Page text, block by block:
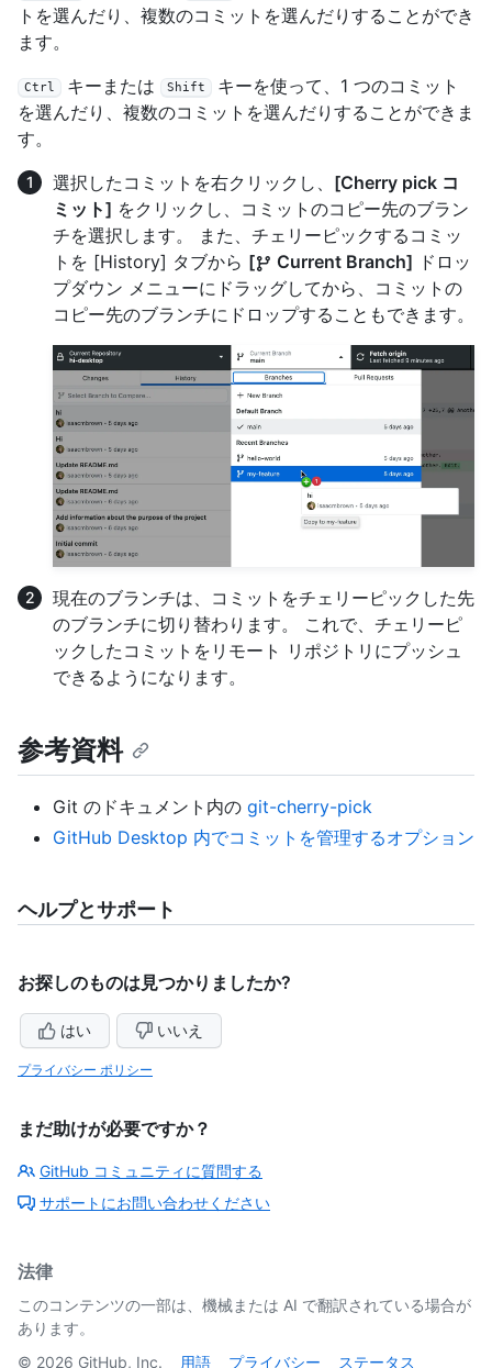
トを選んだり、複数のコミットを選んだりすることができ
ます。
Ctrl キーまたは Shift
キーを使って、1 つのコミット
を選んだり、複数のコミットを選んだりすることができま
す。
選択したコミットを右クリックし、 [Cherry pick コ
ミット] をクリックし、コミットのコピー先のブラン
チを選択します。 また、チェリーピックするコミッ
トを [History] タブから [ Current Branch] ドロッ
プダウン メニューにドラッグしてから、コミットの
コピー先のブランチにドロップすることもできます。
現在のブランチは、コミットをチェリーピックした先
のブランチに切り替わります。 これで、チェリーピ
ックしたコミットをリモート リポジトリにプッシュ
できるようになります。
参考資料
Git のドキュメント内の git-cherry-pick
GitHub Desktop 内でコミットを管理するオプション
ヘルプとサポート
お探しのものは見つかりましたか?
はい いいえ
プライバシー ポリシー
まだ助けが必要ですか？
GitHub コミュニティに質問する
サポートにお問い合わせください
法律
このコンテンツの一部は、機械または AI で翻訳されている場合が
あります。
© 2026 GitHub, Inc. 用語 プライバシー ステータス